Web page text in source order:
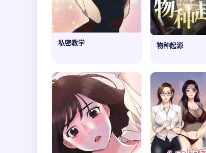
私密教学
物种起源